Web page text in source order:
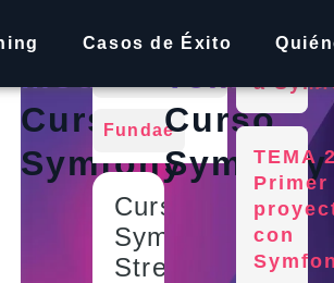
Casos de Éxito
Curso
Symfony
Fundae
Curso
Symfony
Streaming
Curso
Symfony
TEMA
a
TEMA
Primer
con